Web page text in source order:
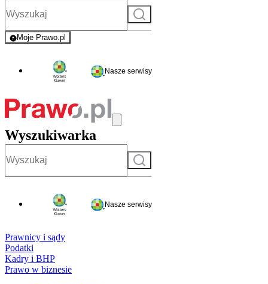
Szukaj
Moje Prawo.pl
- rejestracja i logowanie do serwisu
Nasze serwisy
Wyszukiwarka
Szukaj
Nasze serwisy
Prawnicy i sądy
Podatki
Kadry i BHP
Prawo w biznesie